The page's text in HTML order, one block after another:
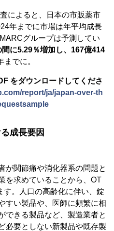
によると、日本の市販薬市
年までに市場は年平均成長
グループは予測してい
に5.29％増加し、167億414
までに。
をダウンロードしてくださ
report/ja/japan-over-th
成長要因
が関節痛や消化器系の問題と
を求めていることから、OT
。人口の高齢化に伴い、錠
すい製品や、医師に頻繁に相
できる製品など、製造業者と
必要としない新製品や既存製